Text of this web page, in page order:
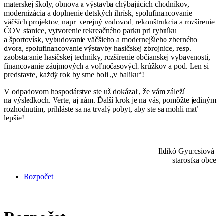
materskej školy, obnova a výstavba chýbajúcich chodníkov,
modernizácia a doplnenie detských ihrísk, spolufinancovanie
väčších projektov, napr. verejný vodovod, rekonštrukcia a rozšírenie
ČOV stanice, vytvorenie rekreačného parku pri rybníku
a športovísk, vybudovanie väčšieho a modernejšieho zberného
dvora, spolufinancovanie výstavby hasičskej zbrojnice, resp.
zaobstaranie hasičskej techniky, rozšírenie občianskej vybavenosti,
financovanie záujmových a voľnočasových krúžkov a pod. Len si
predstavte, každý rok by sme boli „v balíku“!
V odpadovom hospodárstve ste už dokázali, že vám záleží
na výsledkoch. Verte, aj nám. Ďalší krok je na vás, pomôžte jediným
rozhodnutím, prihláste sa na trvalý pobyt, aby ste sa mohli mať
lepšie!
Ildikó Gyurcsiová
starostka obce
Rozpočet